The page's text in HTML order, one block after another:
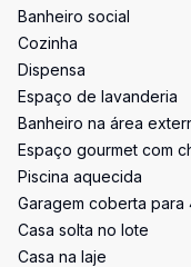
Banheiro social
Cozinha
Dispensa
Espaço de lavanderia
Banheiro na área
Espaço gourmet com
Piscina aquecida
Garagem coberta para
Casa solta no lote
Casa na laje